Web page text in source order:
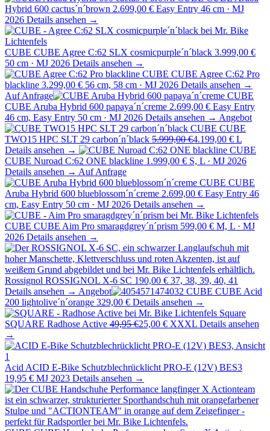
Hybrid 600 cactus´n´brown 2.699,00 € Easy Entry 46 cm · MJ
2026 Details ansehen →
CUBE CUBE Agree C:62 SLX cosmicpurple´n´black 3.999,00 €
50 cm · MJ 2026 Details ansehen →
CUBE CUBE Agree C:62 Pro
blackline 3.299,00 € 56 cm, 58 cm · MJ 2026 Details ansehen →
Auf Anfrage
CUBE
CUBE Aruba Hybrid 600 papaya´n´creme 2.699,00 € Easy Entry
46 cm, Easy Entry 50 cm · MJ 2026 Details ansehen → Angebot
CUBE CUBE
TWO15 HPC SLT 29 carbon´n´black 5.999,00 €4.199,00 € L
Details ansehen →
CUBE
CUBE Nuroad C:62 ONE blackline 1.999,00 € S, L · MJ 2026
Details ansehen → Auf Anfrage
CUBE CUBE
Aruba Hybrid 600 blueblossom´n´creme 2.699,00 € Easy Entry 46
cm, Easy Entry 50 cm · MJ 2026 Details ansehen →
CUBE CUBE Aim Pro smaragdgrey´n´prism 599,00 € M, L · MJ
2026 Details ansehen →
Rossignol ROSSIGNOL X-6 SC 190,00 € 37, 38, 39, 40, 41
Details ansehen → Angebot CUBE CUBE Acid
200 lightolive´n´orange 329,00 € Details ansehen →
Square
SQUARE Radhose Active 49,95 €25,00 € XXXL Details ansehen
→
Acid ACID E-Bike Schutzblechrücklicht PRO-E (12V) BES3
19,95 € MJ 2023 Details ansehen →